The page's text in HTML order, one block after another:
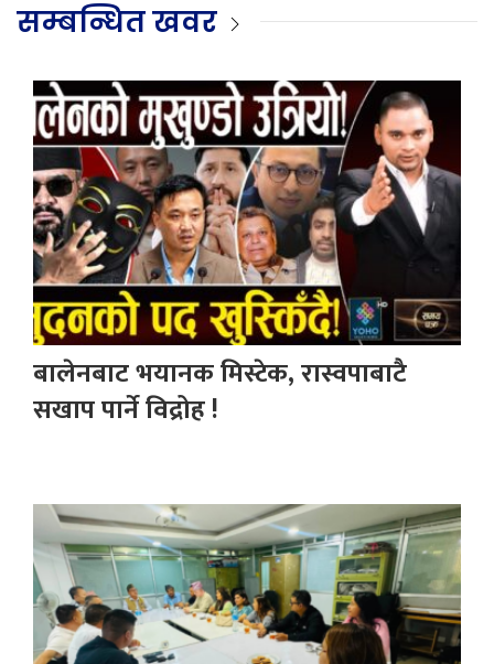
सम्बन्धित खवर
बालेनबाट भयानक मिस्टेक, रास्वपाबाटै
सखाप पार्ने विद्रोह !